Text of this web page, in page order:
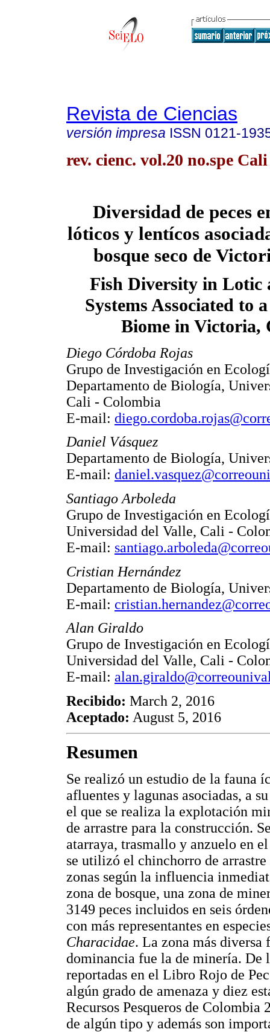
Revista de Ciencias
versión impresa ISSN 0121-
rev. cienc. vol.20 no.spe
Diversidad de peces
lóticos y lentícos
bosque seco de
Fish Diversity in Lotic
Systems Associated to
Biome in Victoria,
Diego Córdoba Rojas
Grupo de Investigación en
Departamento de Biología,
Cali - Colombia
E-mail:
Daniel Vásquez
Departamento de Biología,
E-mail:
Santiago Arboleda
Grupo de Investigación en
Universidad del Valle, Cali -
E-mail:
Cristian Hernández
Departamento de Biología,
E-mail:
Alan Giraldo
Grupo de Investigación en
Universidad del Valle, Cali -
E-mail:
Recibido: March 2, 2016
Aceptado: August 5, 2016
Resumen
Se realizó un estudio de la fauna
afluentes y lagunas asociadas, a
el que se realiza la explotación
de arrastre para la construcción.
atarraya, trasmallo y anzuelo en
se utilizó el chinchorro de
zonas según la influencia
zona de bosque, una zona de
3149 peces incluidos en seis
con más representantes en
Characidae. La zona más diversa
dominancia fue la de minería. De
reportadas en el Libro Rojo de
algún grado de amenaza y diez
Recursos Pesqueros de Colombia
de algún tipo y además son